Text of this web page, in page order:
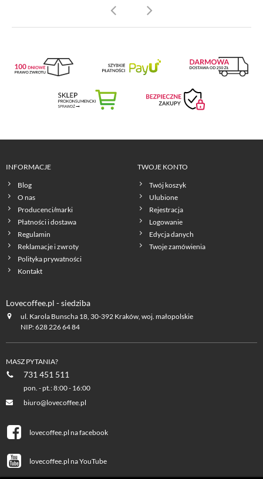
INFORMACJE
Blog
O nas
Producenci/marki
Płatności i dostawa
Regulamin
Reklamacje i zwroty
Polityka prywatności
Kontakt
TWOJE KONTO
Twój koszyk
Ulubione
Rejestracja
Logowanie
Edycja danych
Twoje zamówienia
Lovecoffee.pl - siedziba
ul. Karola Bunscha 18, 30-392 Kraków, woj. małopolskie
NIP: 628 226 64 84
MASZ PYTANIA?
731 451 511
pon. - pt.: 8:00 - 16:00
biuro@lovecoffee.pl
lovecoffee.pl na facebook
lovecoffee.pl na YouTube